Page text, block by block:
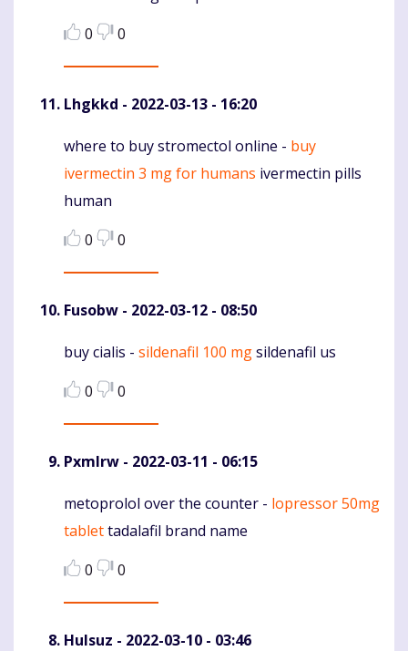
0
0
Lhgkkd - 2022-03-13 - 16:20
Komentaras
where to buy stromectol online - buy
ivermectin 3 mg for humans ivermectin pills
human
0
0
Fusobw - 2022-03-12 - 08:50
Komentaras
buy cialis - sildenafil 100 mgsildenafil us
0
0
Pxmlrw - 2022-03-11 - 06:15
Komentaras
metoprolol over the counter - lopressor 50mg
tablettadalafil brand name
0
0
Hulsuz - 2022-03-10 - 03:46